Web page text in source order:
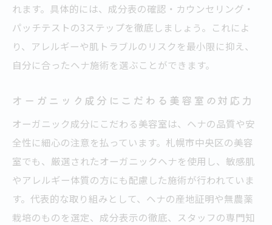
れます。具体的には、成分表の確認・カウンセリング・
パッチテストの3ステップを徹底しましょう。これによ
り、アレルギーや肌トラブルのリスクを最小限に抑え、
自分に合ったヘナ施術を選ぶことができます。
オーガニック成分にこだわる美容室の対応力
オーガニック成分にこだわる美容室は、ヘナの品質や安
全性に細心の注意を払っています。札幌市中央区の美容
室でも、厳選されたオーガニックヘナを使用し、敏感肌
やアレルギー体質の方にも配慮した施術が行われていま
す。代表的な取り組みとして、ヘナの産地証明や無農薬
栽培のものを選定、成分表示の徹底、スタッフの専門知